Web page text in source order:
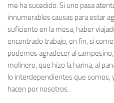
me ha sucedido. Si uno pasa
innumerables causas para estar
suficiente en la mesa, haber
encontrado trabajo, en fin, si
podemos agradecer al
molinero, que hizo la harina, al
lo interdependientes que somos,
hacen por nosotros.